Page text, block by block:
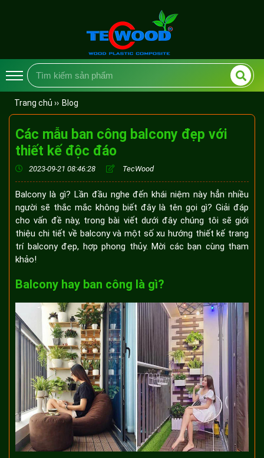
Trang chủ ›› Blog
Các mẫu ban công balcony đẹp với
thiết kế độc đáo
2023-09-21 08:46:28 TecWood
Balcony là gì? Lần đầu nghe đến khái niệm này hẳn nhiều
người sẽ thắc mắc không biết đây là tên gọi gì? Giải đáp
cho vấn đề này, trong bài viết dưới đây chúng tôi sẽ giới
thiệu chi tiết về balcony và một số xu hướng thiết kế trang
trí balcony đẹp, hợp phong thủy. Mời các bạn cùng tham
khảo!
Balcony hay ban công là gì?